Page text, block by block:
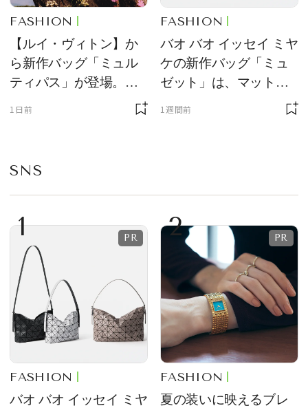
FASHION
【ルイ・ヴィトン】か
ら新作バッグ「ミュル
ティパス」が登場。ミ
ニサイズもラインナッ
1日前
FASHION
バオ バオ イッセイ ミヤ
ケの新作バッグ「ミュ
ゼット」は、マットな
1週間前
SNS
1
FASHION
バオ バオ イッセイ ミヤ
2
FASHION
夏の装いに映えるブレ